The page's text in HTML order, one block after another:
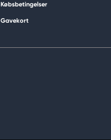
Købsbetingelser
Gavekort